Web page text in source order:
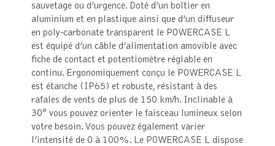
sauvetage ou d’urgence. Doté d’un boîtier en
aluminium et en plastique ainsi que d’un diffuseur
en poly-carbonate transparent le POWERCASE L
est équipé d’un câble d’alimentation amovible avec
fiche de contact et potentiomètre réglable en
continu. Ergonomiquement conçu le POWERCASE L
est étanche (IP65) et robuste, résistant à des
rafales de vents de plus de 150 km/h. Inclinable à
30° vous pouvez orienter le faisceau lumineux selon
votre besoin. Vous pouvez également varier
l’intensité de 0 à 100%. Le POWERCASE L dispose